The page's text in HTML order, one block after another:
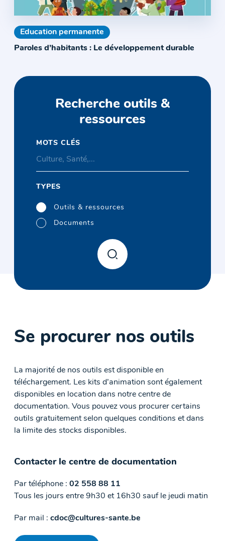
Education permanente
Paroles d’habitants : Le développement durable
Recherche outils &
ressources
MOTS CLÉS
TYPES
Outils & ressources
Documents
Se procurer nos outils
La majorité de nos outils est disponible en
téléchargement. Les kits d’animation sont également
disponibles en location dans notre centre de
documentation. Vous pouvez vous procurer certains
outils gratuitement selon quelques conditions et dans
la limite des stocks disponibles.
Contacter le centre de documentation
Par téléphone : 02 558 88 11
Tous les jours entre 9h30 et 16h30 sauf le jeudi matin
Par mail : cdoc@cultures-sante.be